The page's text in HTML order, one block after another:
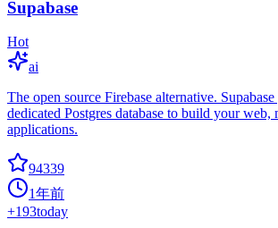
Supabase
Hot
ai
The open source Firebase alternative.
dedicated Postgres database to build your
applications.
94339
1年前
+193today